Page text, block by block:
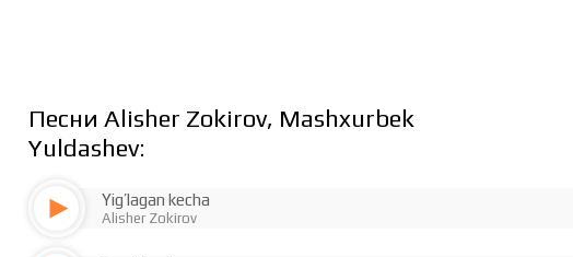
Песни Alisher Zokirov, Mashxurbek
Yuldashev:
Yig’lagan kecha
Alisher Zokirov